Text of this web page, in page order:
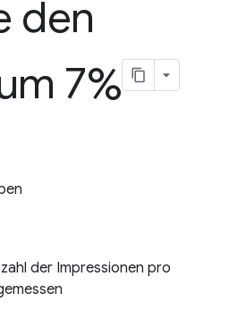
den
7%
der Impressionen pro